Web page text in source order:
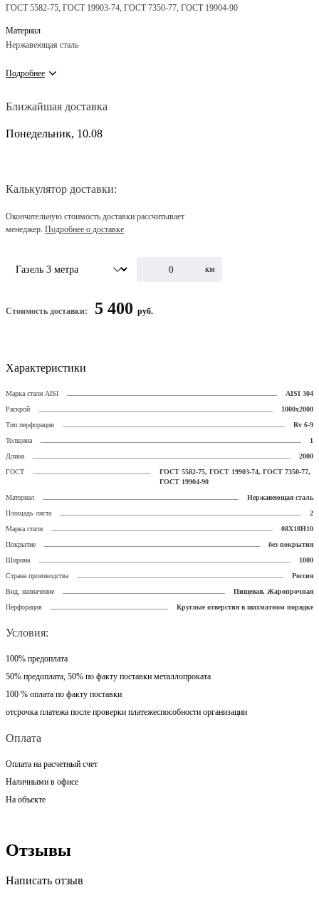
ГОСТ 5582-75, ГОСТ 19903-74, ГОСТ 7350-77, ГОСТ 19904-90
Материал
Нержавеющая сталь
Подробнее
Ближайшая доставка
Понедельник, 10.08
Калькулятор доставки:
Окончательную стоимость доставки рассчитывает
менеджер. Подробнее о доставке
км
Стоимость доставки: 5 400 руб.
Характеристики
Марка стали AISI
AISI 304
Раскрой
1000х2000
Тип перфорации
Rv 6-9
Толщина
1
Длина
2000
ГОСТ
ГОСТ 5582-75, ГОСТ 19903-74, ГОСТ 7350-77,
ГОСТ 19904-90
Материал
Нержавеющая сталь
Площадь листа
2
Марка стали
08Х18Н10
Покрытие
без покрытия
Ширина
1000
Страна производства
Россия
Вид, назначение
Пищевая, Жаропрочная
Перфорация
Круглые отверстия в шахматном порядке
Условия:
100% предоплата
50% предоплата, 50% по факту поставки металлопроката
100 % оплата по факту поставки
отсрочка платежа после проверки платежеспособности организации
Оплата
Оплата на расчетный счет
Наличными в офисе
На объекте
Отзывы
Написать отзыв